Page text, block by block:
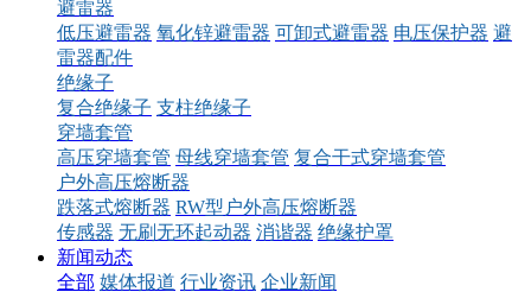
避雷器
低压避雷器 氧化锌避雷器 可卸式避雷器 电压保护器 避
雷器配件
绝缘子
复合绝缘子 支柱绝缘子
穿墙套管
高压穿墙套管 母线穿墙套管 复合干式穿墙套管
户外高压熔断器
跌落式熔断器 RW型户外高压熔断器
传感器 无刷无环起动器 消谐器 绝缘护罩
新闻动态
全部 媒体报道 行业资讯 企业新闻